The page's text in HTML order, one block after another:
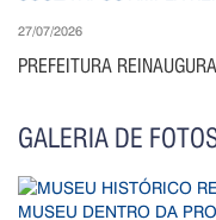
27/07/2026
PREFEITURA
GALERIA DE